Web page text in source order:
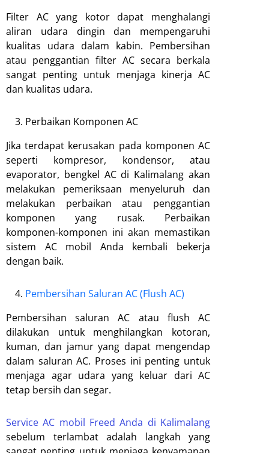
Filter AC yang kotor dapat menghalangi
aliran udara dingin dan mempengaruhi
kualitas udara dalam kabin. Pembersihan
atau penggantian filter AC secara berkala
sangat penting untuk menjaga kinerja AC
dan kualitas udara.
Perbaikan Komponen AC
Jika terdapat kerusakan pada komponen AC
seperti kompresor, kondensor, atau
evaporator, bengkel AC di Kalimalang akan
melakukan pemeriksaan menyeluruh dan
melakukan perbaikan atau penggantian
komponen yang rusak. Perbaikan
komponen-komponen ini akan memastikan
sistem AC mobil Anda kembali bekerja
dengan baik.
Pembersihan Saluran AC (Flush AC)
Pembersihan saluran AC atau flush AC
dilakukan untuk menghilangkan kotoran,
kuman, dan jamur yang dapat mengendap
dalam saluran AC. Proses ini penting untuk
menjaga agar udara yang keluar dari AC
tetap bersih dan segar.
Service AC mobil Freed Anda di Kalimalang
sebelum terlambat adalah langkah yang